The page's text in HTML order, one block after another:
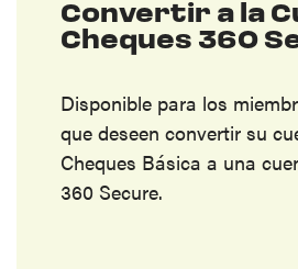
Convertir a la
Cheques 360
Disponible para los
que deseen convertir su
Cheques Básica a una
360 Secure.